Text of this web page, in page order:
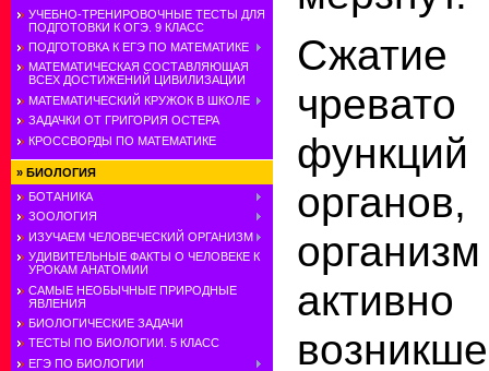
УЧЕБНО-ТРЕНИРОВОЧНЫЕ ТЕСТЫ ДЛЯ
ПОДГОТОВКИ К ОГЭ. 9 КЛАСС
ПОДГОТОВКА К ЕГЭ ПО МАТЕМАТИКЕ
МАТЕМАТИЧЕСКАЯ СОСТАВЛЯЮЩАЯ
ВСЕХ ДОСТИЖЕНИЙ ЦИВИЛИЗАЦИИ
МАТЕМАТИЧЕСКИЙ КРУЖОК В ШКОЛЕ
ЗАДАЧКИ ОТ ГРИГОРИЯ ОСТЕРА
КРОССВОРДЫ ПО МАТЕМАТИКЕ
» БИОЛОГИЯ
БОТАНИКА
ЗООЛОГИЯ
ИЗУЧАЕМ ЧЕЛОВЕЧЕСКИЙ ОРГАНИЗМ
УДИВИТЕЛЬНЫЕ ФАКТЫ О ЧЕЛОВЕКЕ К
УРОКАМ АНАТОМИИ
САМЫЕ НЕОБЫЧНЫЕ ПРИРОДНЫЕ
ЯВЛЕНИЯ
БИОЛОГИЧЕСКИЕ ЗАДАЧИ
ТЕСТЫ ПО БИОЛОГИИ. 5 КЛАСС
ЕГЭ ПО БИОЛОГИИ
Сжатие
функций
активно